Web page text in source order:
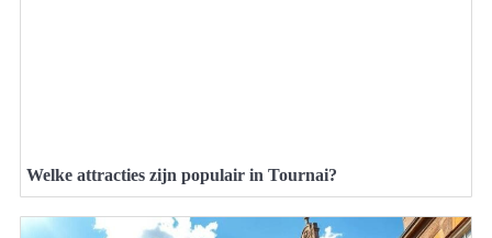
Welke attracties zijn populair in Tournai?